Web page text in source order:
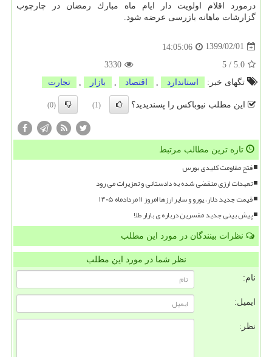
درمورد اقلام اولویت دار ایام ماه مبارك رمضان در چارچوب
گزارشات ماهانه بازرسی عرضه شود.
1399/02/01
14:05:06
5.0
/
5
3330
تگهای خبر:
استاندارد , اقتصاد , بازار , تجارت
این مطلب نیوباکس را پسندیدید؟ (1)
(0)
تازه ترین مطالب مرتبط
فتح مقاومت کلیدی بورس
تعهدات ارزی منقضی شده به دادستانی و تعزیرات می رود
قیمت جدید دلار، یورو و سایر ارزها امروز ۱۱ مردادماه ۱۴۰۵
پیش بینی جدید مفسرین درباره ی بازار طلا
نظرات بینندگان در مورد این مطلب
نظر شما در مورد این مطلب
نام:
ایمیل:
نظر: